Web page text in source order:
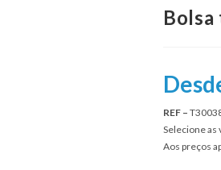
Bolsa
REF –
Selecione as
Aos preços